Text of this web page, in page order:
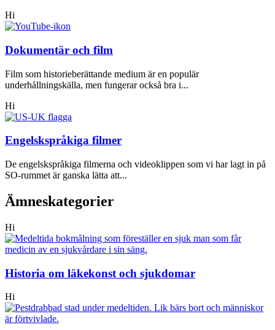
Hi
Dokumentär och film
Film som historieberättande medium är en populär
underhållningskälla, men fungerar också bra i...
Hi
Engelskspråkiga filmer
De engelskspråkiga filmerna och videoklippen som vi har lagt in på
SO-rummet är ganska lätta att...
Ämneskategorier
Hi
Historia om läkekonst och sjukdomar
Hi